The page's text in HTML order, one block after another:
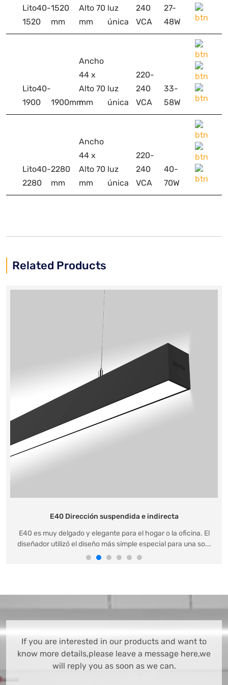
Lito40-
1520
1520
mm
Alto 70
mm
luz
única
240
VCA
27-
48W
Lito40-
1900
1900mm
Ancho
44 x
Alto 70
mm
luz
única
220-
240
VCA
33-
58W
Lito40-
2280
2280
mm
Ancho
44 x
Alto 70
mm
luz
única
220-
240
VCA
40-
70W
Related Products
E40 Dirección suspendida e indirecta
E40 es muy delgado y elegante para el hogar o la oficina. El
diseñador utilizó el diseño más simple especial para una so...
If you are interested in our products and want to
know more details,please leave a message here,we
will reply you as soon as we can.